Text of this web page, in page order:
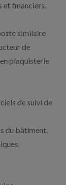
et financiers.
similaire
de
plaquisterie
de suivi de
du bâtiment.